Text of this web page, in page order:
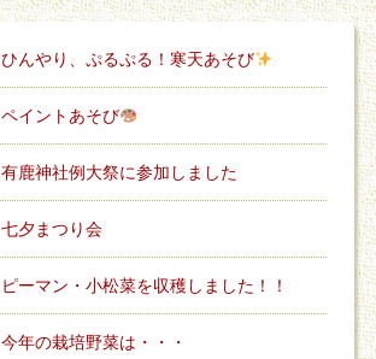
ひんやり、ぷるぷる！寒天あそび
ペイントあそび
有鹿神社例大祭に参加しました
七夕まつり会
ピーマン・小松菜を収穫しました！！
今年の栽培野菜は・・・